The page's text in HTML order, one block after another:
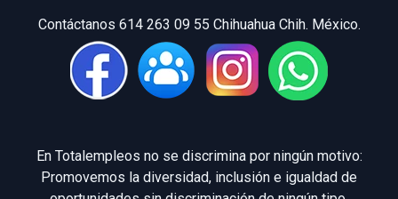
Contáctanos 614 263 09 55 Chihuahua Chih. México.
En Totalempleos no se discrimina por ningún motivo:
Promovemos la diversidad, inclusión e igualdad de